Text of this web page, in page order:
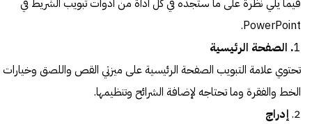
فيما يلي نظرة على ما ستجده في كل أداة من أدوات تبويب الشريط في
PowerPoint.
1. الصفحة الرئيسية
تحتوي علامة التبويب الصفحة الرئيسية على ميزتي القص واللصق وخيارات
الخط والفقرة وما تحتاجه لإضافة الشرائح وتنظيمها.
2. إدراج